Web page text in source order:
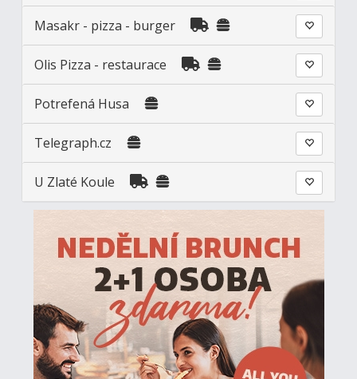
Masakr - pizza - burger
Olis Pizza - restaurace
Potrefená Husa
Telegraph.cz
U Zlaté Koule